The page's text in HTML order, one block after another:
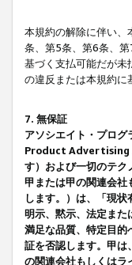
本規約の解除に伴い、
条、第5条、第6条、
基づく支払可能だが未
の違反または本規約に
7. 無保証
アソシエイト・プロ
Product Advertising
す）および一切のテク
甲または甲の関連会社
します。）は、「現
明示、黙示、法定また
満足な品質、特定目的
証を否認します。甲は
の関連会社もしくはラ